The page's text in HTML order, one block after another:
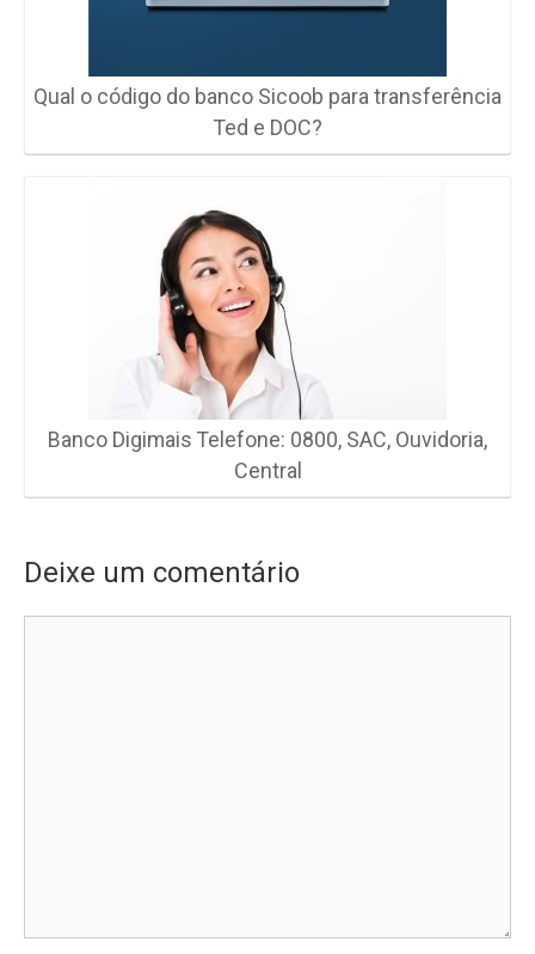
Qual o código do banco Sicoob para transferência
Ted e DOC?
Banco Digimais Telefone: 0800, SAC, Ouvidoria,
Central
Deixe um comentário